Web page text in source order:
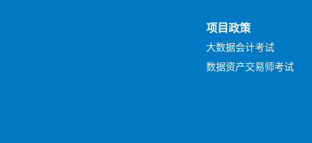
项目政策
大数据会计考试
数据资产交易师考试